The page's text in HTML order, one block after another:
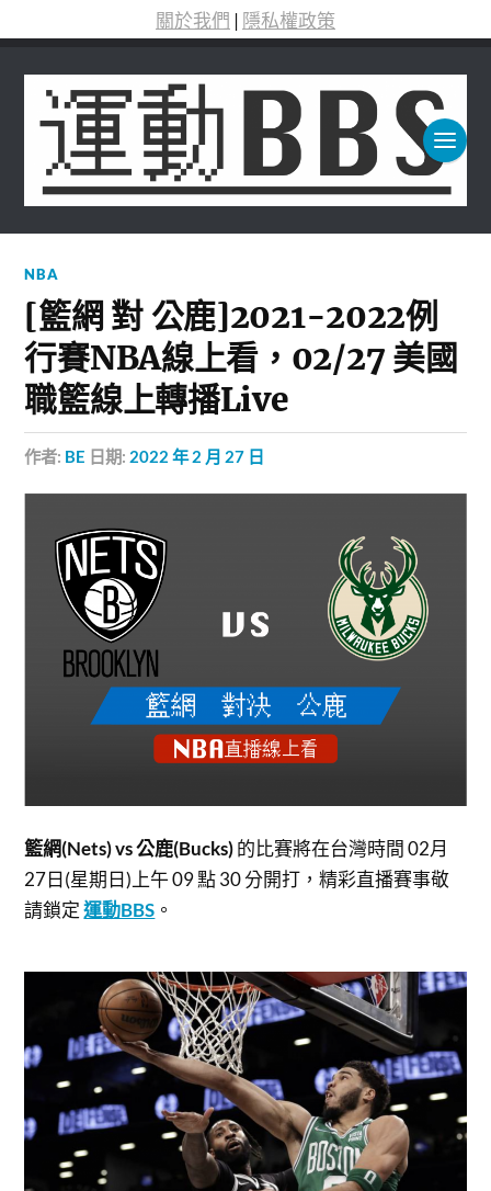
關於我們 | 隱私權政策
NBA
[籃網 對 公鹿]2021-2022例
行賽NBA線上看，02/27 美國
職籃線上轉播Live
作者: BE 日期: 2022 年 2 月 27 日
籃網(Nets) vs 公鹿(Bucks)的比賽將在台灣時間 02月
27日(星期日)上午 09 點 30 分開打，精彩直播賽事敬
請鎖定運動BBS 。